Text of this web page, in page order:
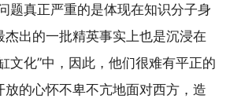
题真正严重的是体现在知识分子身
杰出的一批精英事实上也是沉浸在
文化”中，因此，他们很难有平正的
放的心怀不卑不亢地面对西方，造